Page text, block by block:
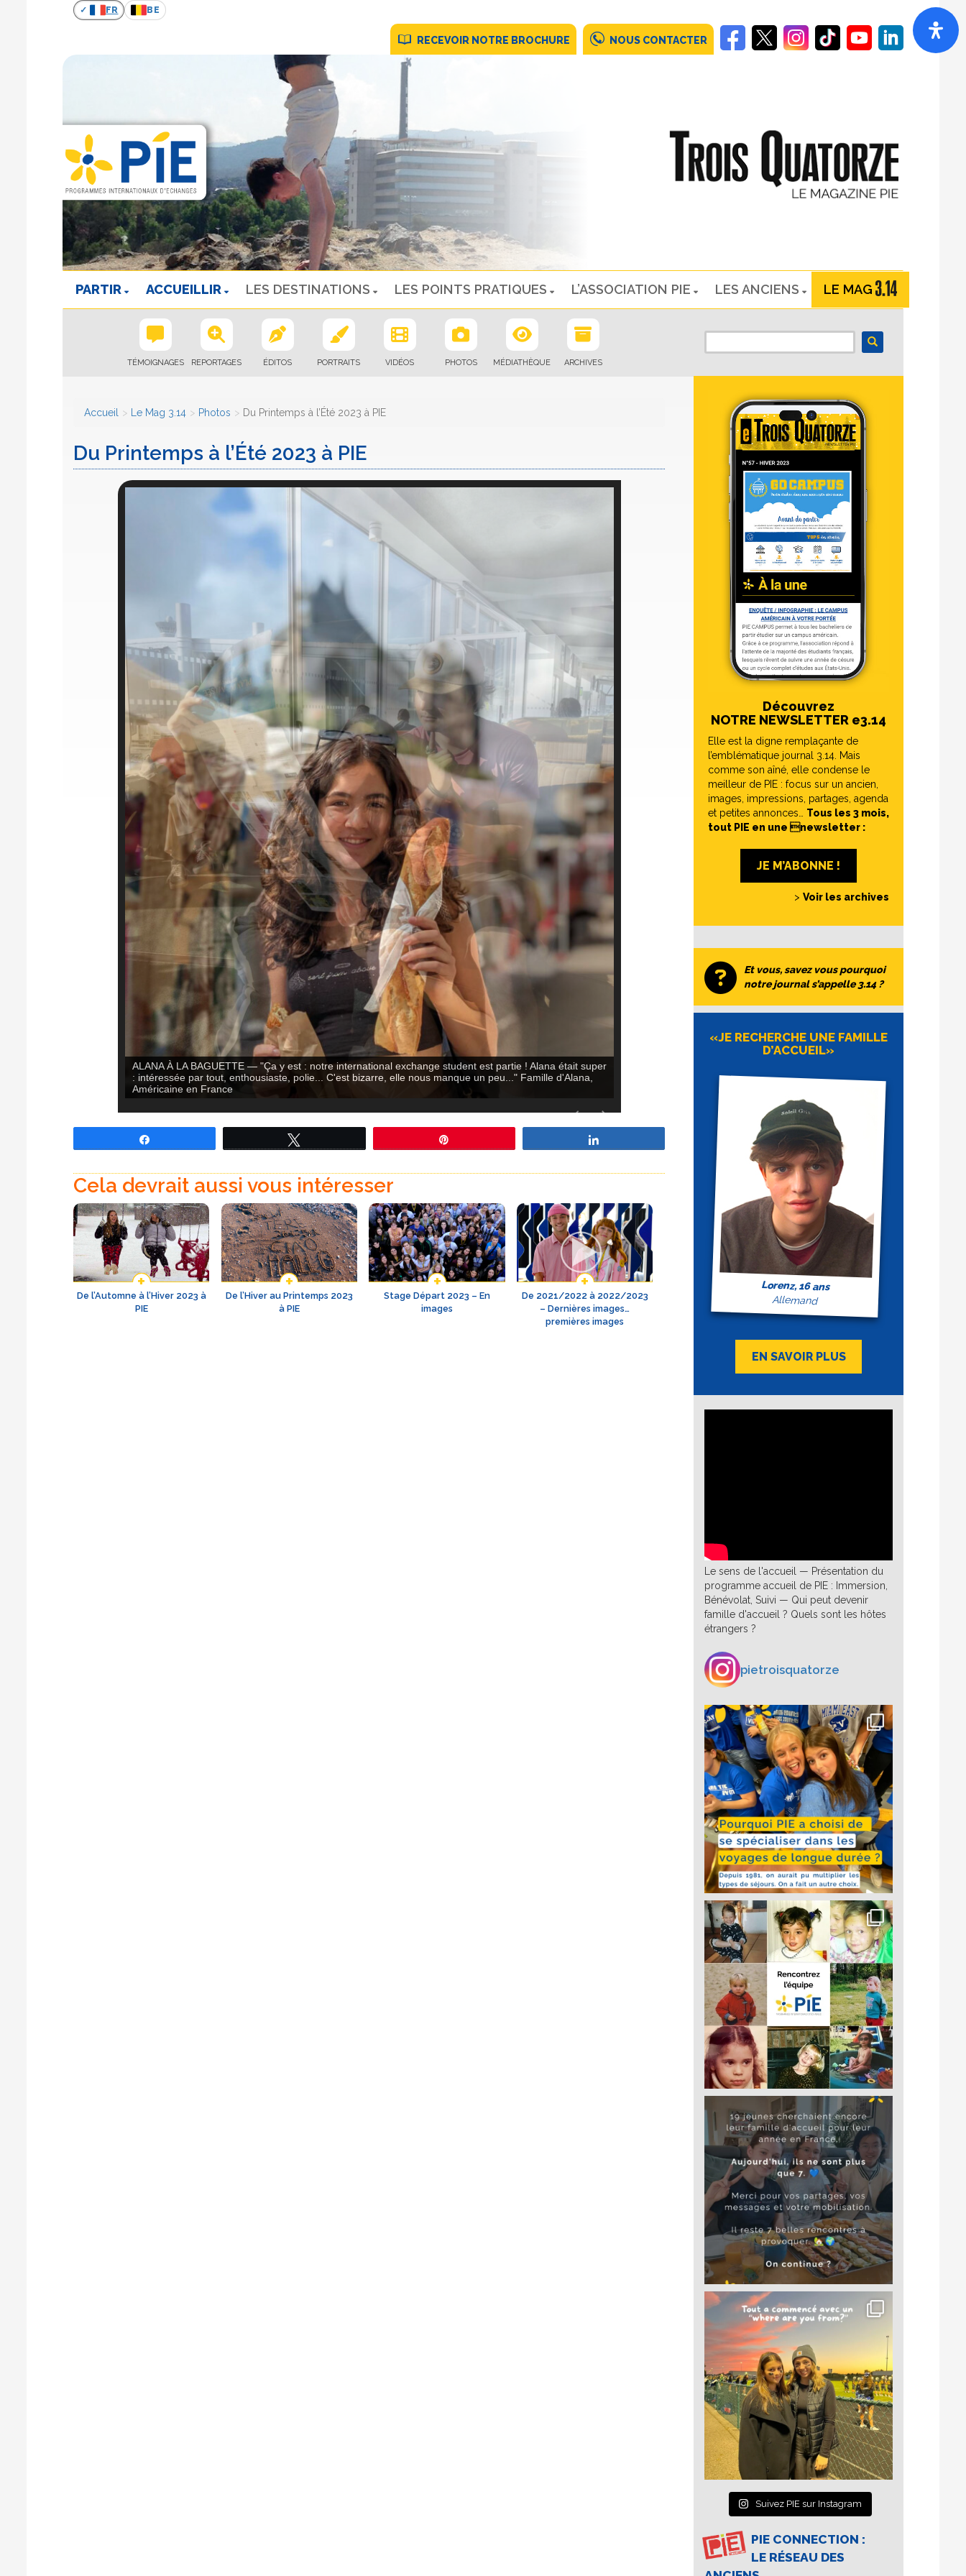
FR BE
RECEVOIR NOTRE BROCHURE NOUS CONTACTER
PARTIR ACCUEILLIR LES DESTINATIONS LES POINTS PRATIQUES L’ASSOCIATION PIE LES ANCIENS LE MAG
TÉMOIGNAGES REPORTAGES ÉDITOS PORTRAITS VIDÉOS PHOTOS MÉDIATHÈQUE ARCHIVES
Accueil Le Mag 3.14 Photos Du Printemps à l’Été 2023 à PIE
Du Printemps à l’Été 2023 à PIE
UN BON PLAN — C'était en juin dernier. Nos participants accueil s'apprêtaient à rentrer chez eux...
Cela devrait aussi vous intéresser
De l’Automne à l’Hiver 2023 à
PIE
De l’Hiver au Printemps 2023
à PIE
Stage Départ 2023 – En
images
De 2021/2022 à 2022/2023
– Dernières images…
premières images
Découvrez
NOTRE NEWSLETTER e3.14
Elle est la digne remplaçante de
l’emblématique journal 3.14. Mais
comme son aîné, elle condense le
meilleur de PIE : focus sur un ancien,
images, impressions, partages, agenda
et petites annonces… Tous les 3 mois,
tout PIE en une newsletter :
JE M’ABONNE !
> Voir les archives
Et vous, savez vous pourquoi
notre journal s’appelle 3.14 ?
«JE RECHERCHE UNE FAMILLE
D’ACCUEIL»
Lorenz, 16 ans
Allemand
EN SAVOIR PLUS
Le sens de l'accueil — Présentation du
programme accueil de PIE : Immersion,
Bénévolat, Suivi — Qui peut devenir
famille d'accueil ? Quels sont les hôtes
étrangers ?
pietroisquatorze
Suivez PIE sur Instagram
PIE CONNECTION :
LE RÉSEAU DES